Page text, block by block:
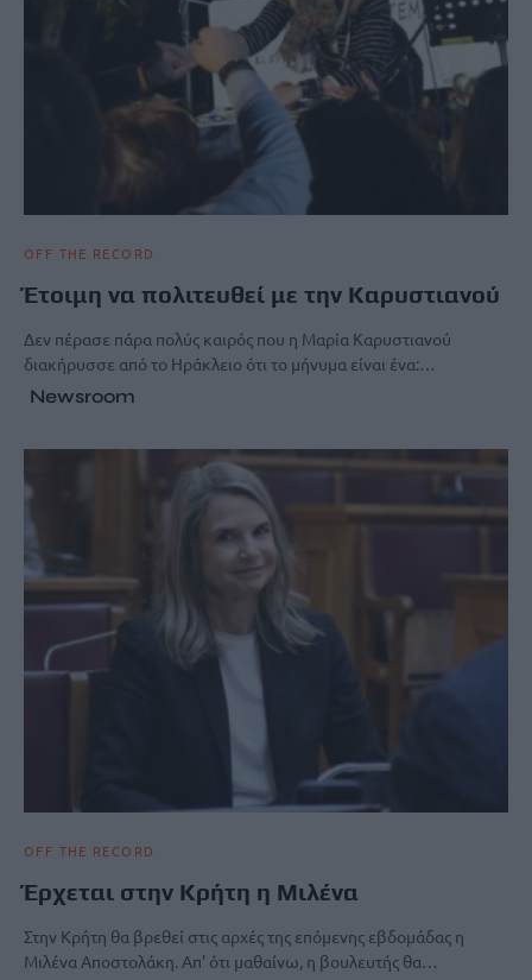
OFF THE RECORD
Έτοιμη να πολιτευθεί με την Καρυστιανού
Δεν πέρασε πάρα πολύς καιρός που η Μαρία Καρυστιανού
διακήρυσσε από το Ηράκλειο ότι το μήνυμα είναι ένα:…
Newsroom
OFF THE RECORD
Έρχεται στην Κρήτη η Μιλένα
Στην Κρήτη θα βρεθεί στις αρχές της επόμενης εβδομάδας η
Μιλένα Αποστολάκη. Απ’ ότι μαθαίνω, η βουλευτής θα…